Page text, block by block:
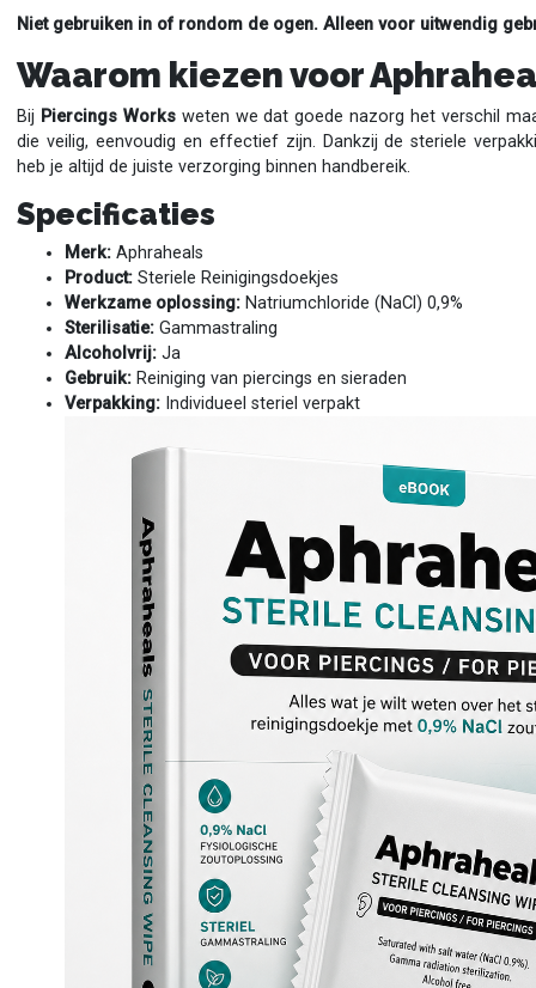
Niet gebruiken in of rondom de ogen. Alleen voor uitwendig
Waarom kiezen voor
Bij Piercings Works weten we dat goede nazorg het verschil
die veilig, eenvoudig en effectief zijn. Dankzij de steriele
heb je altijd de juiste verzorging binnen handbereik.
Specificaties
Merk: Aphraheals
Product: Steriele Reinigingsdoekjes
Werkzame oplossing: Natriumchloride (NaCl) 0,9%
Sterilisatie: Gammastraling
Alcoholvrij: Ja
Gebruik: Reiniging van piercings en sieraden
Verpakking: Individueel steriel verpakt